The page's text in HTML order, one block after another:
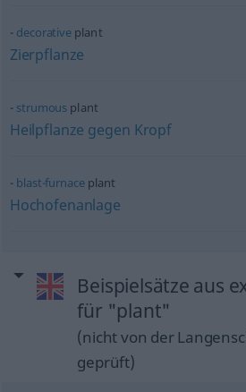
decorativeplant
Zierpflanze
strumous plant
Heilpflanze gegen Kropf
blast-furnaceplant
Hochofenanlage
Beispielsätze aus
für "plant"
(nicht von der
geprüft)